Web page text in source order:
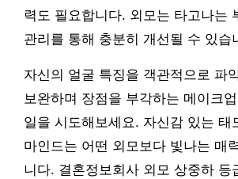
력도 필요합니다. 외모는 타고나는
관리를 통해 충분히 개선될 수 있습
자신의 얼굴 특징을 객관적으로 파
보완하며 장점을 부각하는 메이크
일을 시도해보세요. 자신감 있는 태
마인드는 어떤 외모보다 빛나는 매
니다. 결혼정보회사 외모 상중하 등